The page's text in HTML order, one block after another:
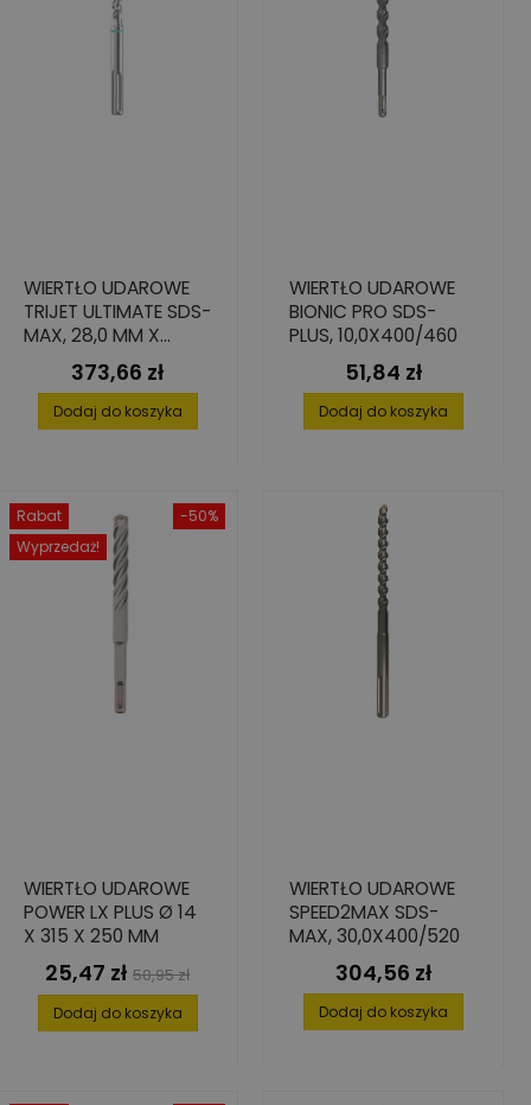
WIERTŁO UDAROWE
TRIJET ULTIMATE SDS-
MAX, 28,0 MM X
200/320 MM
Cena
373,66 zł
Dodaj do koszyka
WIERTŁO UDAROWE
BIONIC PRO SDS-
PLUS, 10,0X400/460
Cena
51,84 zł
Dodaj do koszyka
-50%
Rabat
Wyprzedaż!
WIERTŁO UDAROWE
POWER LX PLUS Ø 14
X 315 X 250 MM
Cena
25,47 zł Cena
podstawowa
50,95 zł
Dodaj do koszyka
WIERTŁO UDAROWE
SPEED2MAX SDS-
MAX, 30,0X400/520
Cena
304,56 zł
Dodaj do koszyka